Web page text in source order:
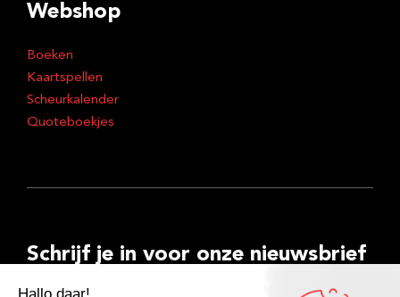
Webshop
Boeken
Kaartspellen
Scheurkalender
Quoteboekjes
Schrijf je in voor onze nieuwsbrief